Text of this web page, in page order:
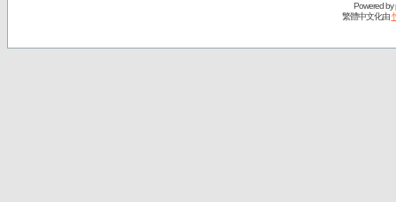
Powered by
繁體中文化由